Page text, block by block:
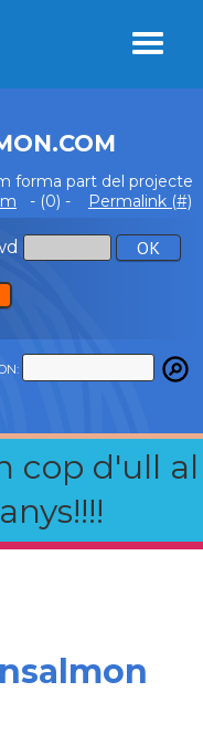
forma part del projecte
- (0) - Permalink (#)
cop d'ull al